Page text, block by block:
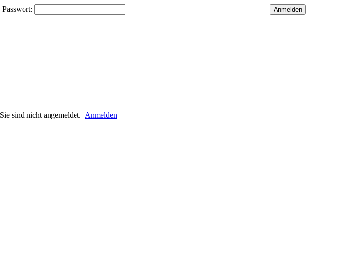
Passwort:
Sie sind nicht angemeldet. Anmelden